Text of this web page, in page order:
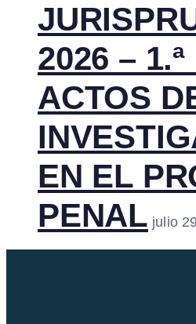
2026 –
ACTOS
EN EL
PENAL julio